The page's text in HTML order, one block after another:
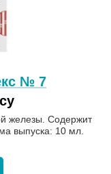
№ 7
железы. Содержит
выпуска: 10 мл.